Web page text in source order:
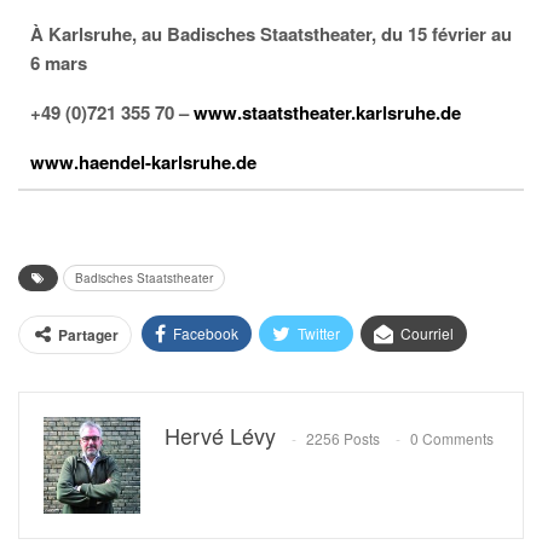
À Karlsruhe, au Badisches Staatstheater, du 15 février au
6 mars
+49 (0)721 355 70 –www.staatstheater.karlsruhe.de
www.haendel-karlsruhe.de
Badisches Staatstheater
Partager Facebook Twitter Courriel
Hervé Lévy 2256 Posts 0 Comments